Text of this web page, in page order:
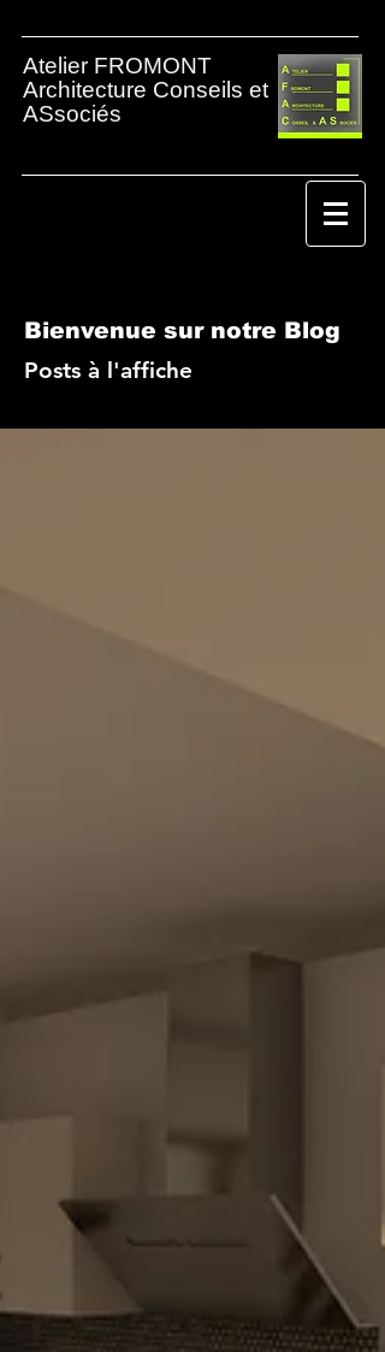
Atelier FROMONT
Architecture Conseils et
ASsociés
Bienvenue sur notre Blog
Posts à l'affiche